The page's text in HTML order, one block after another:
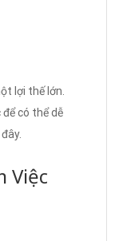
lợi thế lớn.
có thể dễ
Việc